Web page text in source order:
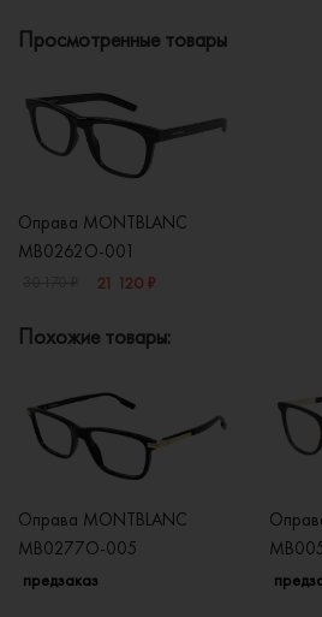
Просмотренные товары
Оправа MONTBLANC
MB0262O-001
21 120 ₽
Похожие товары:
Оправа MONTBLANC
MB0277O-005
предзаказ